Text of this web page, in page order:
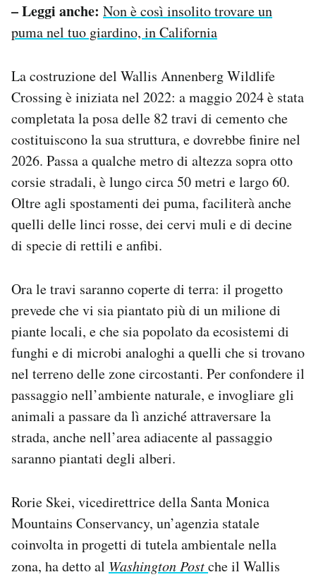
– Leggi anche: Non è così insolito trovare un
puma nel tuo giardino, in California
La costruzione del Wallis Annenberg Wildlife
Crossing è iniziata nel 2022: a maggio 2024 è stata
completata la posa delle 82 travi di cemento che
costituiscono la sua struttura, e dovrebbe finire nel
2026. Passa a qualche metro di altezza sopra otto
corsie stradali, è lungo circa 50 metri e largo 60.
Oltre agli spostamenti dei puma, faciliterà anche
quelli delle linci rosse, dei cervi muli e di decine
di specie di rettili e anfibi.
Ora le travi saranno coperte di terra: il progetto
prevede che vi sia piantato più di un milione di
piante locali, e che sia popolato da ecosistemi di
funghi e di microbi analoghi a quelli che si trovano
nel terreno delle zone circostanti. Per confondere il
passaggio nell’ambiente naturale, e invogliare gli
animali a passare da lì anziché attraversare la
strada, anche nell’area adiacente al passaggio
saranno piantati degli alberi.
Rorie Skei, vicedirettrice della Santa Monica
Mountains Conservancy, un’agenzia statale
coinvolta in progetti di tutela ambientale nella
zona, ha detto al Washington Postche il Wallis